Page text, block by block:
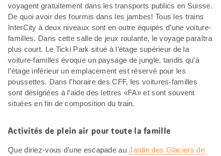
voyagent gratuitement dans les transports publics en Suisse.
De quoi avoir des fourmis dans les jambes! Tous les trains
InterCity à deux niveaux sont en outre équipés d’une voiture-
familles. Dans cette salle de jeux roulante, le voyage paraîtra
plus court. Le Ticki Park situé à l’étage supérieur de la
voiture-familles évoque un paysage de jungle, tandis qu’à
l’étage inférieur un emplacement est réservé pour les
poussettes. Dans l’horaire des CFF, les voitures-familles
sont désignées à l’aide des lettres «FA» et sont souvent
situées en fin de composition du train.
Activités de plein air pour toute la famille
Que diriez-vous d’une escapade auJardin des Glaciers de